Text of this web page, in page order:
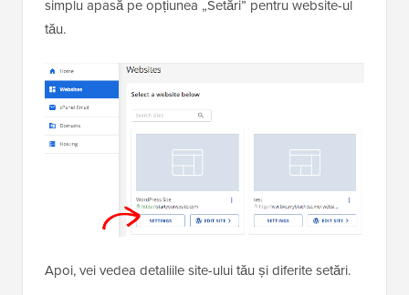
simplu apasă pe opțiunea „Setări” pentru website-ul
tău.
Apoi, vei vedea detaliile site-ului tău și diferite setări.